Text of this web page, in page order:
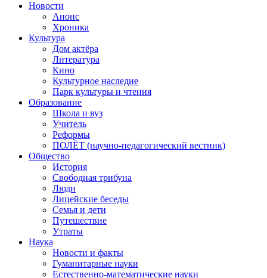
Новости
Анонс
Хроника
Культура
Дом актёра
Литература
Кино
Культурное наследие
Парк культуры и чтения
Образование
Школа и вуз
Учитель
Реформы
ПОЛЁТ (научно-педагогический вестник)
Общество
История
Свободная трибуна
Люди
Лицейские беседы
Семья и дети
Путешествие
Утраты
Наука
Новости и факты
Гуманитарные науки
Естественно-математические науки